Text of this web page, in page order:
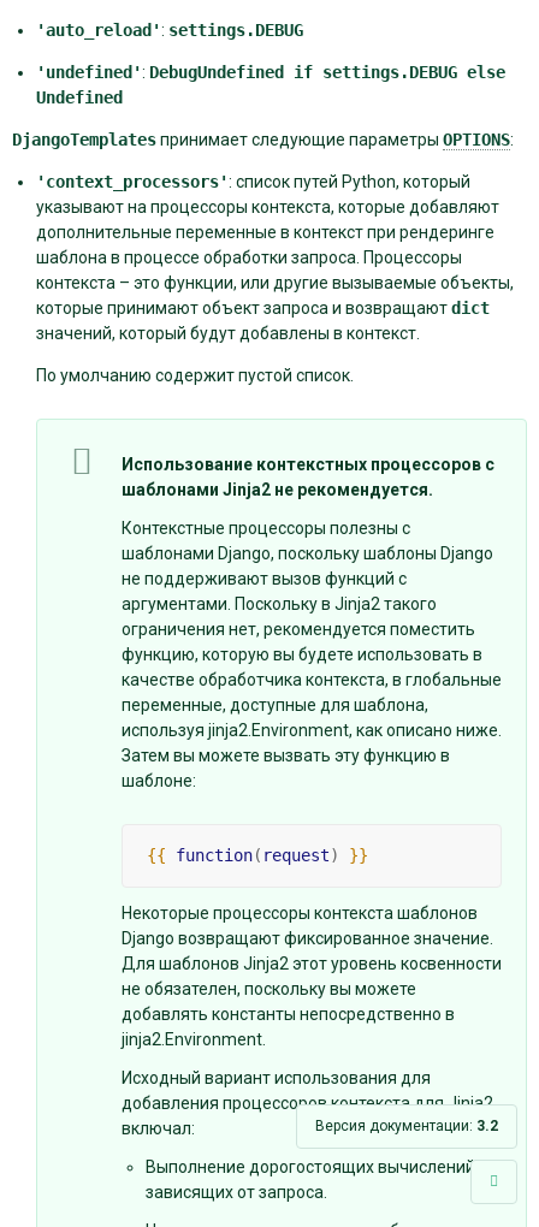
Версия документации: 3.2
'auto_reload': settings.DEBUG
'undefined': DebugUndefined if settings.DEBUG else
Undefined
DjangoTemplatesпринимает следующие параметры OPTIONS:
'context_processors': список путей Python, который
указывают на процессоры контекста, которые добавляют
дополнительные переменные в контекст при рендеринге
шаблона в процессе обработки запроса. Процессоры
контекста – это функции, или другие вызываемые объекты,
которые принимают объект запроса и возвращаютdict
значений, который будут добавлены в контекст.
По умолчанию содержит пустой список.
Использование контекстных процессоров с
шаблонами Jinja2 не рекомендуется.
Контекстные процессоры полезны с
шаблонами Django, поскольку шаблоны Django
не поддерживают вызов функций с
аргументами. Поскольку в Jinja2 такого
ограничения нет, рекомендуется поместить
функцию, которую вы будете использовать в
качестве обработчика контекста, в глобальные
переменные, доступные для шаблона,
используя jinja2.Environment, как описано ниже.
Затем вы можете вызвать эту функцию в
шаблоне:
{{ function( request) }}
Некоторые процессоры контекста шаблонов
Django возвращают фиксированное значение.
Для шаблонов Jinja2 этот уровень косвенности
не обязателен, поскольку вы можете
добавлять константы непосредственно в
jinja2.Environment.
Исходный вариант использования для
добавления процессоров контекста для Jinja2
включал:
Выполнение дорогостоящих вычислений,
зависящих от запроса.